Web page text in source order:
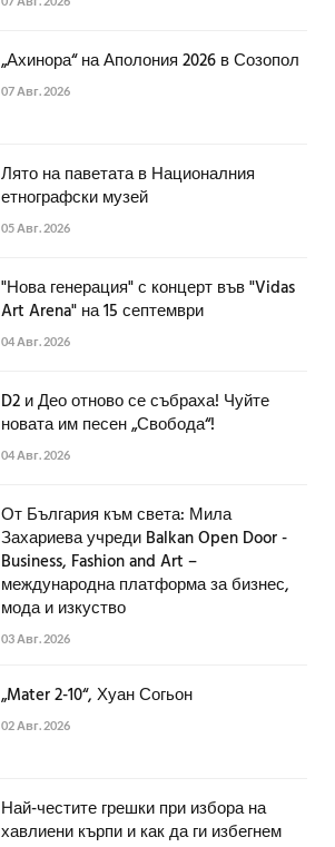
„Ахинора“ на Аполония 2026 в Созопол
07 Авг. 2026
Лято на паветата в Националния
етнографски музей
05 Авг. 2026
"Нова генерация" с концерт във "Vidas
Art Arena" на 15 септември
04 Авг. 2026
D2 и Део отново се събраха! Чуйте
новата им песен „Свобода“!
04 Авг. 2026
От България към света: Мила
Захариева учреди Balkan Open Door -
Business, Fashion and Art –
международна платформа за бизнес,
мода и изкуство
03 Авг. 2026
„Mater 2-10“, Хуан Согьон
02 Авг. 2026
Най-честите грешки при избора на
хавлиени кърпи и как да ги избегнем